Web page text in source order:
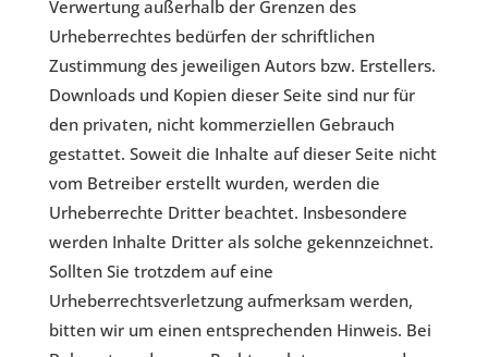
Verwertung außerhalb der Grenzen des
Urheberrechtes bedürfen der schriftlichen
Zustimmung des jeweiligen Autors bzw. Erstellers.
Downloads und Kopien dieser Seite sind nur für
den privaten, nicht kommerziellen Gebrauch
gestattet. Soweit die Inhalte auf dieser Seite nicht
vom Betreiber erstellt wurden, werden die
Urheberrechte Dritter beachtet. Insbesondere
werden Inhalte Dritter als solche gekennzeichnet.
Sollten Sie trotzdem auf eine
Urheberrechtsverletzung aufmerksam werden,
bitten wir um einen entsprechenden Hinweis. Bei